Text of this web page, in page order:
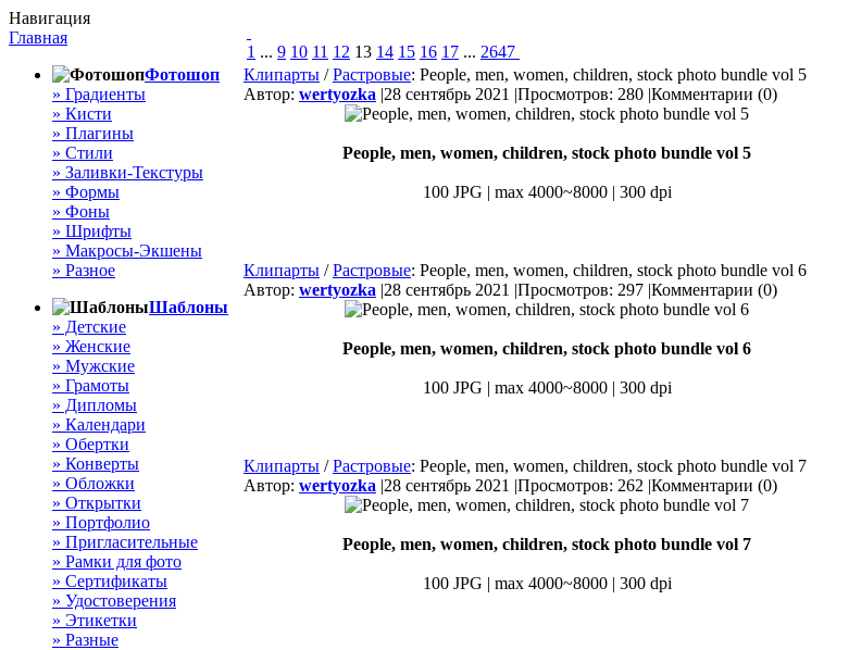
Навигация
Главная
Фотошоп
» Градиенты
» Кисти
» Плагины
» Стили
» Заливки-Текстуры
» Формы
» Фоны
» Шрифты
» Макросы-Экшены
» Разное
Шаблоны
» Детские
» Женские
» Мужские
» Грамоты
» Дипломы
» Календари
» Обертки
» Конверты
» Обложки
» Открытки
» Портфолио
» Пригласительные
» Рамки для фото
» Сертификаты
» Удостоверения
» Этикетки
» Разные
1 ... 9 10 11 12 13 14 15 16 17 ... 2647
Клипарты /Растровые: People, men, women, children, stock photo bundle vol 5
Автор: wertyozka |28 сентябрь 2021 |Просмотров: 280 |Комментарии (0)
People, men, women, children, stock photo bundle vol 5
100 JPG | max 4000~8000 | 300 dpi
Клипарты /Растровые: People, men, women, children, stock photo bundle vol 6
Автор: wertyozka |28 сентябрь 2021 |Просмотров: 297 |Комментарии (0)
People, men, women, children, stock photo bundle vol 6
100 JPG | max 4000~8000 | 300 dpi
Клипарты /Растровые: People, men, women, children, stock photo bundle vol 7
Автор: wertyozka |28 сентябрь 2021 |Просмотров: 262 |Комментарии (0)
People, men, women, children, stock photo bundle vol 7
100 JPG | max 4000~8000 | 300 dpi